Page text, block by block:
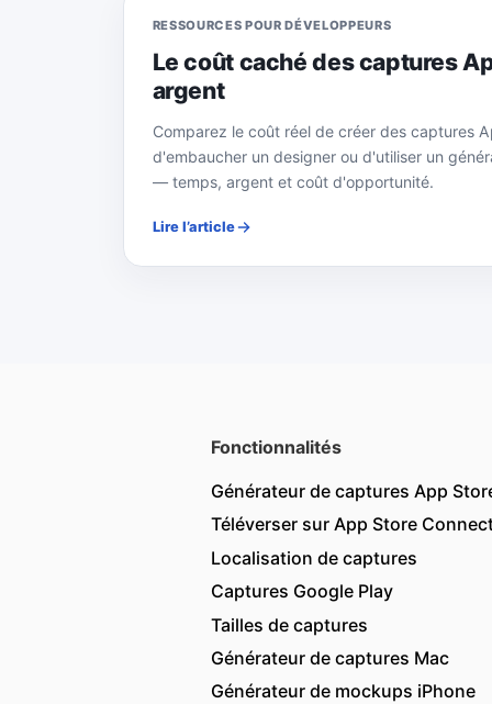
RESSOURCES POUR DÉVELOPPEURS
Le coût caché des captures
argent
Comparez le coût réel de créer des captures
d'embaucher un designer ou d'utiliser un
— temps, argent et coût d'opportunité.
Lire l’article
Fonctionnalités
Générateur de captures App
Téléverser sur App Store
Localisation de captures
Captures Google Play
Tailles de captures
Générateur de captures Mac
Générateur de mockups iPhone